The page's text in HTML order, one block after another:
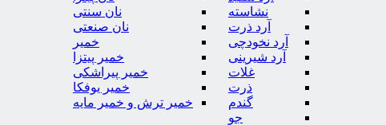
نشاسته
آرد ذرت
آرد نخودچی
آرد شیرینی
غلات
ذرت
گندم
جو
نان سنتی
نان صنعتی
خمیر
خمیر پیتزا
خمیر پیراشکی
خمیر یوفکا
خمیر ترش و خمیر مایه